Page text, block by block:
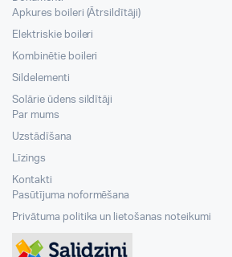
Apkures boileri (Ātrsildītāji)
Elektriskie boileri
Kombinētie boileri
Sildelementi
Solārie ūdens sildītāji
Par mums
Uzstādīšana
Līzings
Kontakti
Pasūtījuma noformēšana
Privātuma politika un lietošanas noteikumi